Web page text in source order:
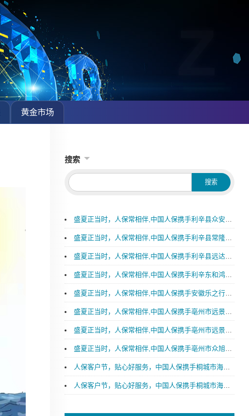
黄金市场
搜索
盛夏正当时，人保常相伴,中国人保携手利辛县众安汽车购车嘉年华
盛夏正当时，人保常相伴,中国人保携手利辛县常隆汽车购车嘉年华
盛夏正当时，人保常相伴,中国人保携手利辛县远达汽车购车嘉年华
盛夏正当时，人保常相伴,中国人保携手利辛东和鸿淼汽车购车嘉年华
盛夏正当时，人保常相伴,中国人保携手安徽乐之行汽车购车嘉年华
盛夏正当时，人保常相伴,中国人保携手亳州市远景特润汽车购车嘉年华
盛夏正当时，人保常相伴,中国人保携手亳州市远景星润汽车购车嘉年华
盛夏正当时，人保常相伴,中国人保携手亳州市众旭新能源汽车购车嘉年华
人保客户节，贴心好服务，中国人保携手桐城市海青汽车购车嘉年华
人保客户节，贴心好服务，中国人保携手桐城市海青汽车续保团购会